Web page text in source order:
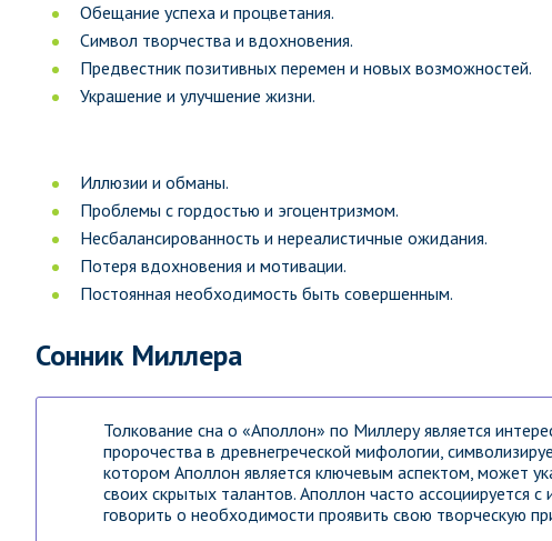
Обещание успеха и процветания.
Символ творчества и вдохновения.
Предвестник позитивных перемен и новых возможностей.
Украшение и улучшение жизни.
Иллюзии и обманы.
Проблемы с гордостью и эгоцентризмом.
Несбалансированность и нереалистичные ожидания.
Потеря вдохновения и мотивации.
Постоянная необходимость быть совершенным.
Сонник Миллера
Толкование сна о «Аполлон» по Миллеру является
пророчества в древнегреческой мифологии,
котором Аполлон является ключевым аспектом, может
своих скрытых талантов. Аполлон часто ассоциируется
говорить о необходимости проявить свою творческую